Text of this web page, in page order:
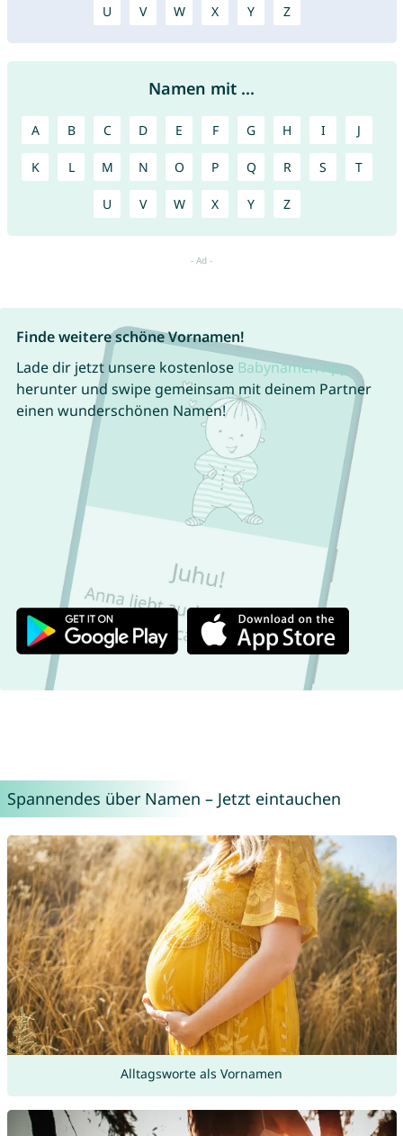
U V W X Y Z
Namen mit ...
A B C D E F G H I J
K L M N O P Q R S T
U V W X Y Z
Finde weitere schöne Vornamen!
Lade dir jetzt unsere kostenlose Babynamen App
herunter und swipe gemeinsam mit deinem Partner
einen wunderschönen Namen!
Spannendes über Namen – Jetzt eintauchen
Alltagsworte als Vornamen